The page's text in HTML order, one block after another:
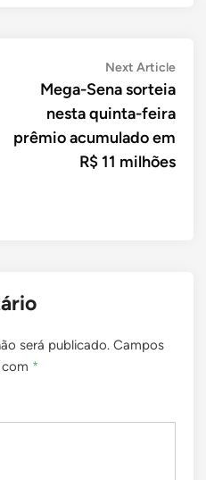
Next ArticleNext
Mega-Sena sorteia
nesta quinta-feira
prêmio acumulado em
R$ 11 milhões
será publicado. Campos
*